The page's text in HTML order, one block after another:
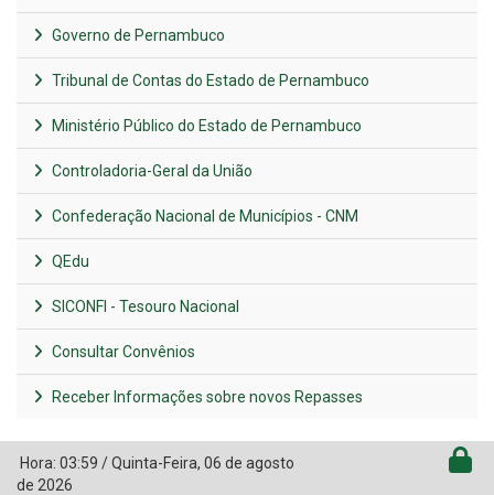
Governo de Pernambuco
Tribunal de Contas do Estado de Pernambuco
Ministério Público do Estado de Pernambuco
Controladoria-Geral da União
Confederação Nacional de Municípios - CNM
QEdu
SICONFI - Tesouro Nacional
Consultar Convênios
Receber Informações sobre novos Repasses
Hora: 03:59 /Quinta-Feira, 06 de agosto
de 2026